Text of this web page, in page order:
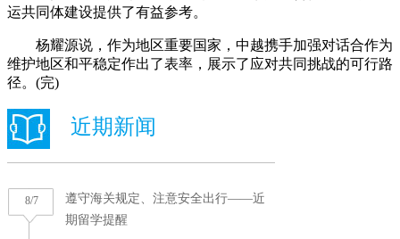
运共同体建设提供了有益参考。
杨耀源说，作为地区重要国家，中越携手加强对话合作为
维护地区和平稳定作出了表率，展示了应对共同挑战的可行路
径。(完)